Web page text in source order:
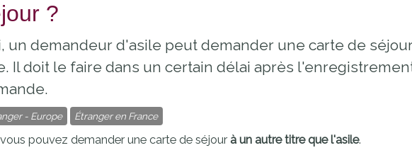
des
Pôle petite
Etablissements
Conseil
Le SSIAD
des Trois
Cinémas
SITCOM
?
un demandeur d'asile peut demander une carte de
Il doit le faire dans un certain délai après
- Europe Étranger en France
vous pouvez demander une carte de séjour à un autre titre que l'asile.